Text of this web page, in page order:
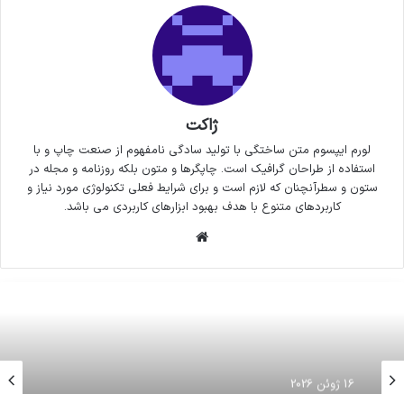
ژاکت
لورم ایپسوم متن ساختگی با تولید سادگی نامفهوم از صنعت چاپ و با
استفاده از طراحان گرافیک است. چاپگرها و متون بلکه روزنامه و مجله در
ستون و سطرآنچنان که لازم است و برای شرایط فعلی تکنولوژی مورد نیاز و
کاربردهای متنوع با هدف بهبود ابزارهای کاربردی می باشد.
16 ژوئن 2026